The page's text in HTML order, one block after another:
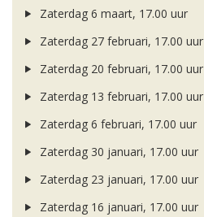
Zaterdag 6 maart, 17.00 uur
Zaterdag 27 februari, 17.00 uur
Zaterdag 20 februari, 17.00 uur
Zaterdag 13 februari, 17.00 uur
Zaterdag 6 februari, 17.00 uur
Zaterdag 30 januari, 17.00 uur
Zaterdag 23 januari, 17.00 uur
Zaterdag 16 januari, 17.00 uur